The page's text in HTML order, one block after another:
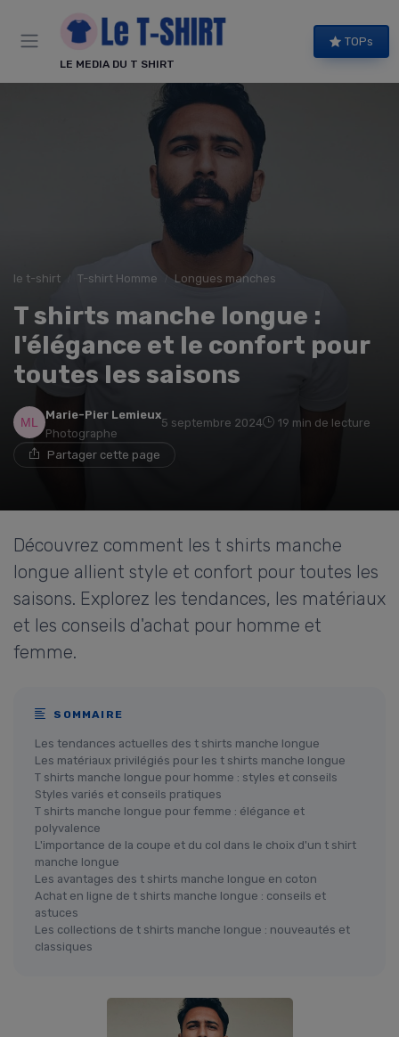
LE MEDIA DU T SHIRT
TOPs
le t-shirt T-shirt Homme Longues manches
T shirts manche longue :
l'élégance et le confort pour
toutes les saisons
Marie-Pier Lemieux
Photographe
5 septembre 2024 19 min de lecture
Partager cette page
Découvrez comment les t shirts manche
longue allient style et confort pour toutes les
saisons. Explorez les tendances, les matériaux
et les conseils d'achat pour homme et
femme.
SOMMAIRE
Les tendances actuelles des t shirts manche longue
Les matériaux privilégiés pour les t shirts manche longue
T shirts manche longue pour homme : styles et conseils
Styles variés et conseils pratiques
T shirts manche longue pour femme : élégance et
polyvalence
L'importance de la coupe et du col dans le choix d'un t shirt
manche longue
Les avantages des t shirts manche longue en coton
Achat en ligne de t shirts manche longue : conseils et
astuces
Les collections de t shirts manche longue : nouveautés et
classiques